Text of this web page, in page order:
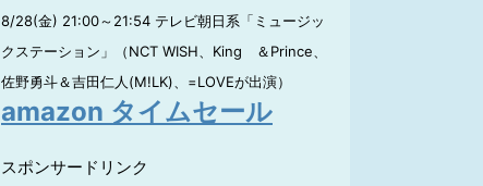
8/28(金) 21:00～21:54 テレビ朝日系「ミュージッ
クステーション」（NCT WISH、King ＆Prince、
佐野勇斗＆吉田仁人(M!LK)、=LOVEが出演）
amazon タイムセール
スポンサードリンク